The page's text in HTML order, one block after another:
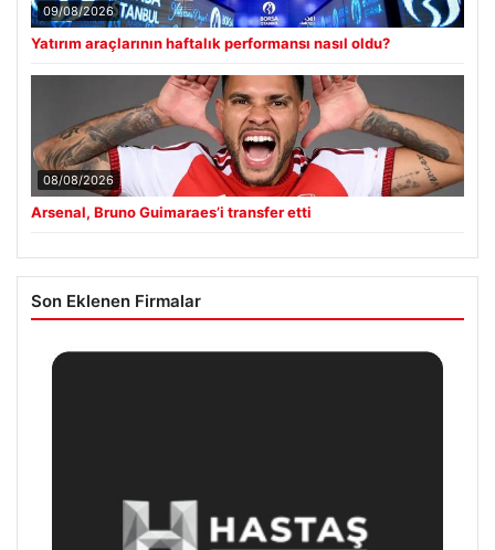
09/08/2026
Yatırım araçlarının haftalık performansı nasıl oldu?
08/08/2026
Arsenal, Bruno Guimaraes’i transfer etti
Son Eklenen Firmalar